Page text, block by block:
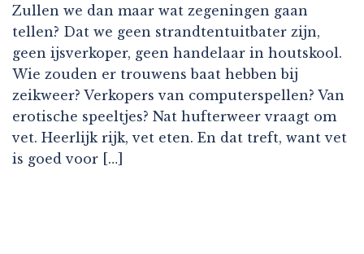
Zullen we dan maar wat zegeningen gaan
tellen? Dat we geen strandtentuitbater zijn,
geen ijsverkoper, geen handelaar in houtskool.
Wie zouden er trouwens baat hebben bij
zeikweer? Verkopers van computerspellen? Van
erotische speeltjes? Nat hufterweer vraagt om
vet. Heerlijk rijk, vet eten. En dat treft, want vet
is goed voor […]